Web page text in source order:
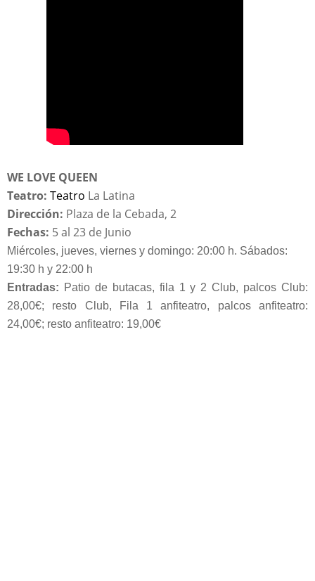
WE LOVE QUEEN
Teatro: Teatro La Latina
Dirección: Plaza de la Cebada, 2
Fechas: 5 al 23 de Junio
Miércoles, jueves, viernes y domingo: 20:00 h. Sábados:
19:30 h y 22:00 h
Entradas: Patio de butacas, fila 1 y 2 Club, palcos Club:
28,00€; resto Club, Fila 1 anfiteatro, palcos anfiteatro:
24,00€; resto anfiteatro: 19,00€